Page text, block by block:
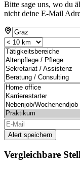
Bitte sage uns, wo du
nicht deine E-Mail
Alert speichern
Vergleichbare